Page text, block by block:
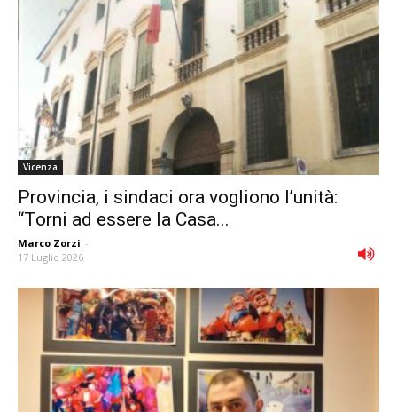
Vicenza
Provincia, i sindaci ora vogliono l’unità:
“Torni ad essere la Casa...
Marco Zorzi -
17 Luglio 2026